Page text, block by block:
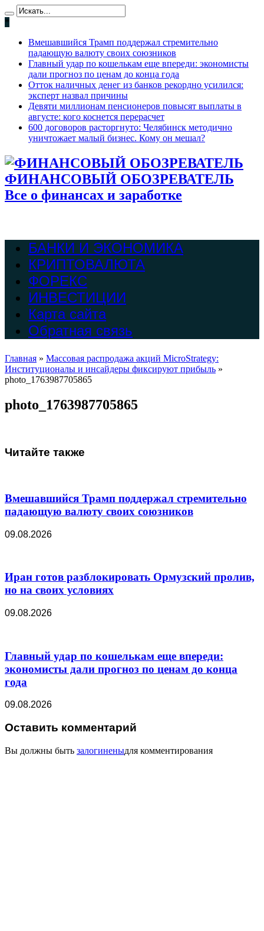
*
Вмешавшийся Трамп поддержал стремительно
падающую валюту своих союзников
Главный удар по кошелькам еще впереди: экономисты
дали прогноз по ценам до конца года
Отток наличных денег из банков рекордно усилился:
эксперт назвал причины
Девяти миллионам пенсионеров повысят выплаты в
августе: кого коснется перерасчет
600 договоров расторгнуто: Челябинск методично
уничтожает малый бизнес. Кому он мешал?
ФИНАНСОВЫЙ ОБОЗРЕВАТЕЛЬ
Все о финансах и заработке
БАНКИ И ЭКОНОМИКА
КРИПТОВАЛЮТА
ФОРЕКС
ИНВЕСТИЦИИ
Карта сайта
Обратная связь
Главная » Массовая распродажа акций MicroStrategy:
Институционалы и инсайдеры фиксируют прибыль »
photo_1763987705865
photo_1763987705865
Читайте также
Вмешавшийся Трамп поддержал стремительно
падающую валюту своих союзников
09.08.2026
Иран готов разблокировать Ормузский пролив,
но на своих условиях
09.08.2026
Главный удар по кошелькам еще впереди:
экономисты дали прогноз по ценам до конца
года
09.08.2026
Оставить комментарий
Вы должны быть залогиненыдля комментирования